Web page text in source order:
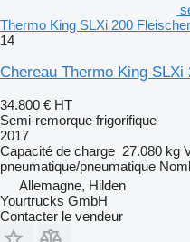
Thermo King SLXi 200
14
Chereau Thermo King
34.800 € HT
Semi-remorque frigorifique
2017
Capacité de charge 27.080 kg
pneumatique/pneumatique
Allemagne, Hilden
Yourtrucks GmbH
Contacter le vendeur